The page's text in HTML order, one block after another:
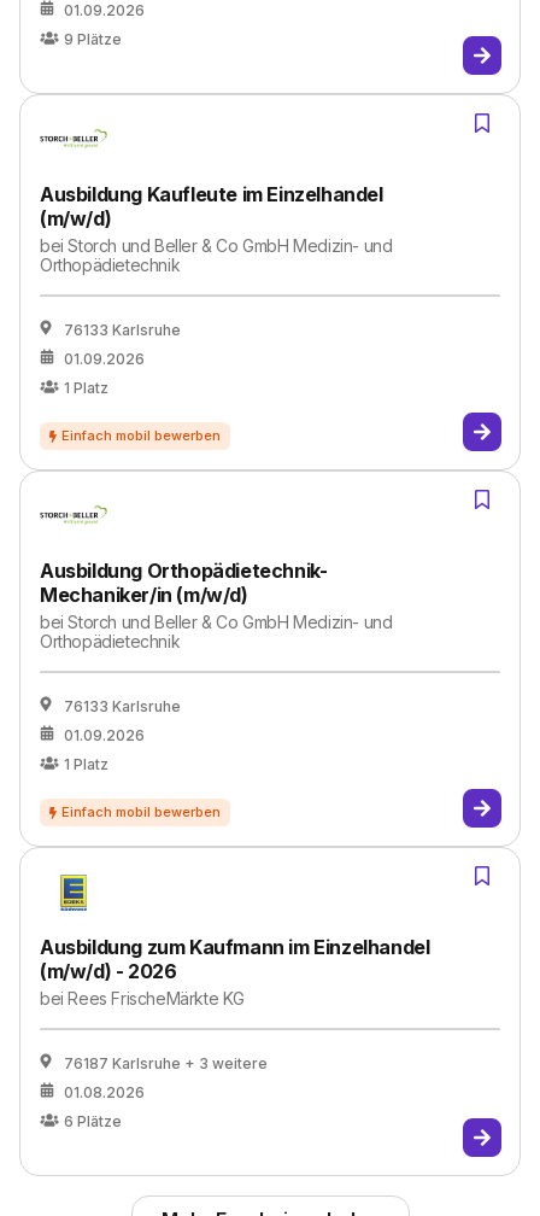
01.09.2026
9 Plätze
Ausbildung Kaufleute im Einzelhandel
(m/w/d)
beiStorch und Beller & Co GmbH Medizin- und
Orthopädietechnik
76133 Karlsruhe
01.09.2026
1 Platz
Ausbildung Orthopädietechnik-
Mechaniker/in (m/w/d)
beiStorch und Beller & Co GmbH Medizin- und
Orthopädietechnik
76133 Karlsruhe
01.09.2026
1 Platz
Ausbildung zum Kaufmann im Einzelhandel
(m/w/d) - 2026
beiRees FrischeMärkte KG
76187 Karlsruhe + 3 weitere
01.08.2026
6 Plätze